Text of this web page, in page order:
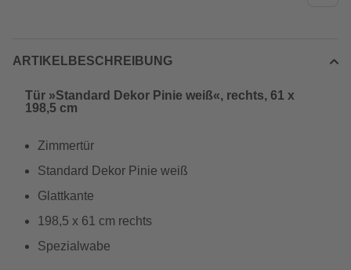
ARTIKELBESCHREIBUNG
Tür »Standard Dekor Pinie weiß«, rechts, 61 x
198,5 cm
Zimmertür
Standard Dekor Pinie weiß
Glattkante
198,5 x 61 cm rechts
Spezialwabe